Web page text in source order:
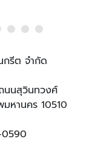
รีต จำกัด
นนสุวินทวงศ์
หานคร 10510